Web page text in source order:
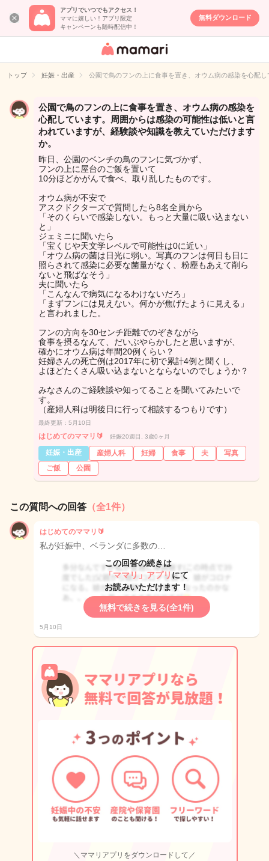
アプリでいつでもアクセス！
ママに嬉しい！アプリ限定
キャンペーンも随時配信中！
無料ダウンロード
女性専用匿名QA
イト
トップ 妊娠・出産 公園で鳥のフンの上に食事を置き、オウム病の感染を心配
公園で鳥のフンの上に食事を置き、オウム病の感染を
心配しています。周囲からは感染の可能性は低いと言
われていますが、経験談や知識を教えていただけます
か。
昨日、公園のベンチの鳥のフンに気づかず、
フンの上に屋台のご飯を置いて
10分ほどかがんで食べ、取り乱したものです。
オウム病が不安で
アスクドクターズで質問したら8名全員から
「そのくらいで感染しない。もっと大量に吸い込まない
と」
ジェミニに聞いたら
「宝くじや天文学レベルで可能性は0に近い」
「オウム病の菌は日光に弱い。写真のフンは何日も日に
照らされて感染に必要な菌量がなく、粉塵もあえて削ら
ないと飛ばなそう」
夫に聞いたら
「こんなんで病気になるわけないだろ」
「まずフンには見えない。何かが焦げたように見える」
と言われました。
フンの方向を30センチ距離でのぞきながら
食事を摂るなんて、だいぶやらかしたと思いますが、
確かにオウム病は年間20例くらい？
妊婦さんの死亡例は2017年に初で累計4例と聞くし、
よほどたくさん吸い込まないとならないのでしょうか？
みなさんのご経験談や知ってることを聞いてみたいで
す。
（産婦人科は明後日に行って相談するつもりです）
最終更新：5月10日
はじめてのママリ🔰 妊娠20週目, 3歳0ヶ月
妊娠・出産 産婦人科 妊婦 食事 夫
写真
ご飯
公園
この質問への回答 （全1件）
はじめてのママリ🔰
私が妊娠中、ベランダに多数の…
この回答の続きは
「ママリ」アプリ にて
お読みいただけます！
無料で続きを見る(全1件)
5月10日
＼ママリアプリをダウンロードして／